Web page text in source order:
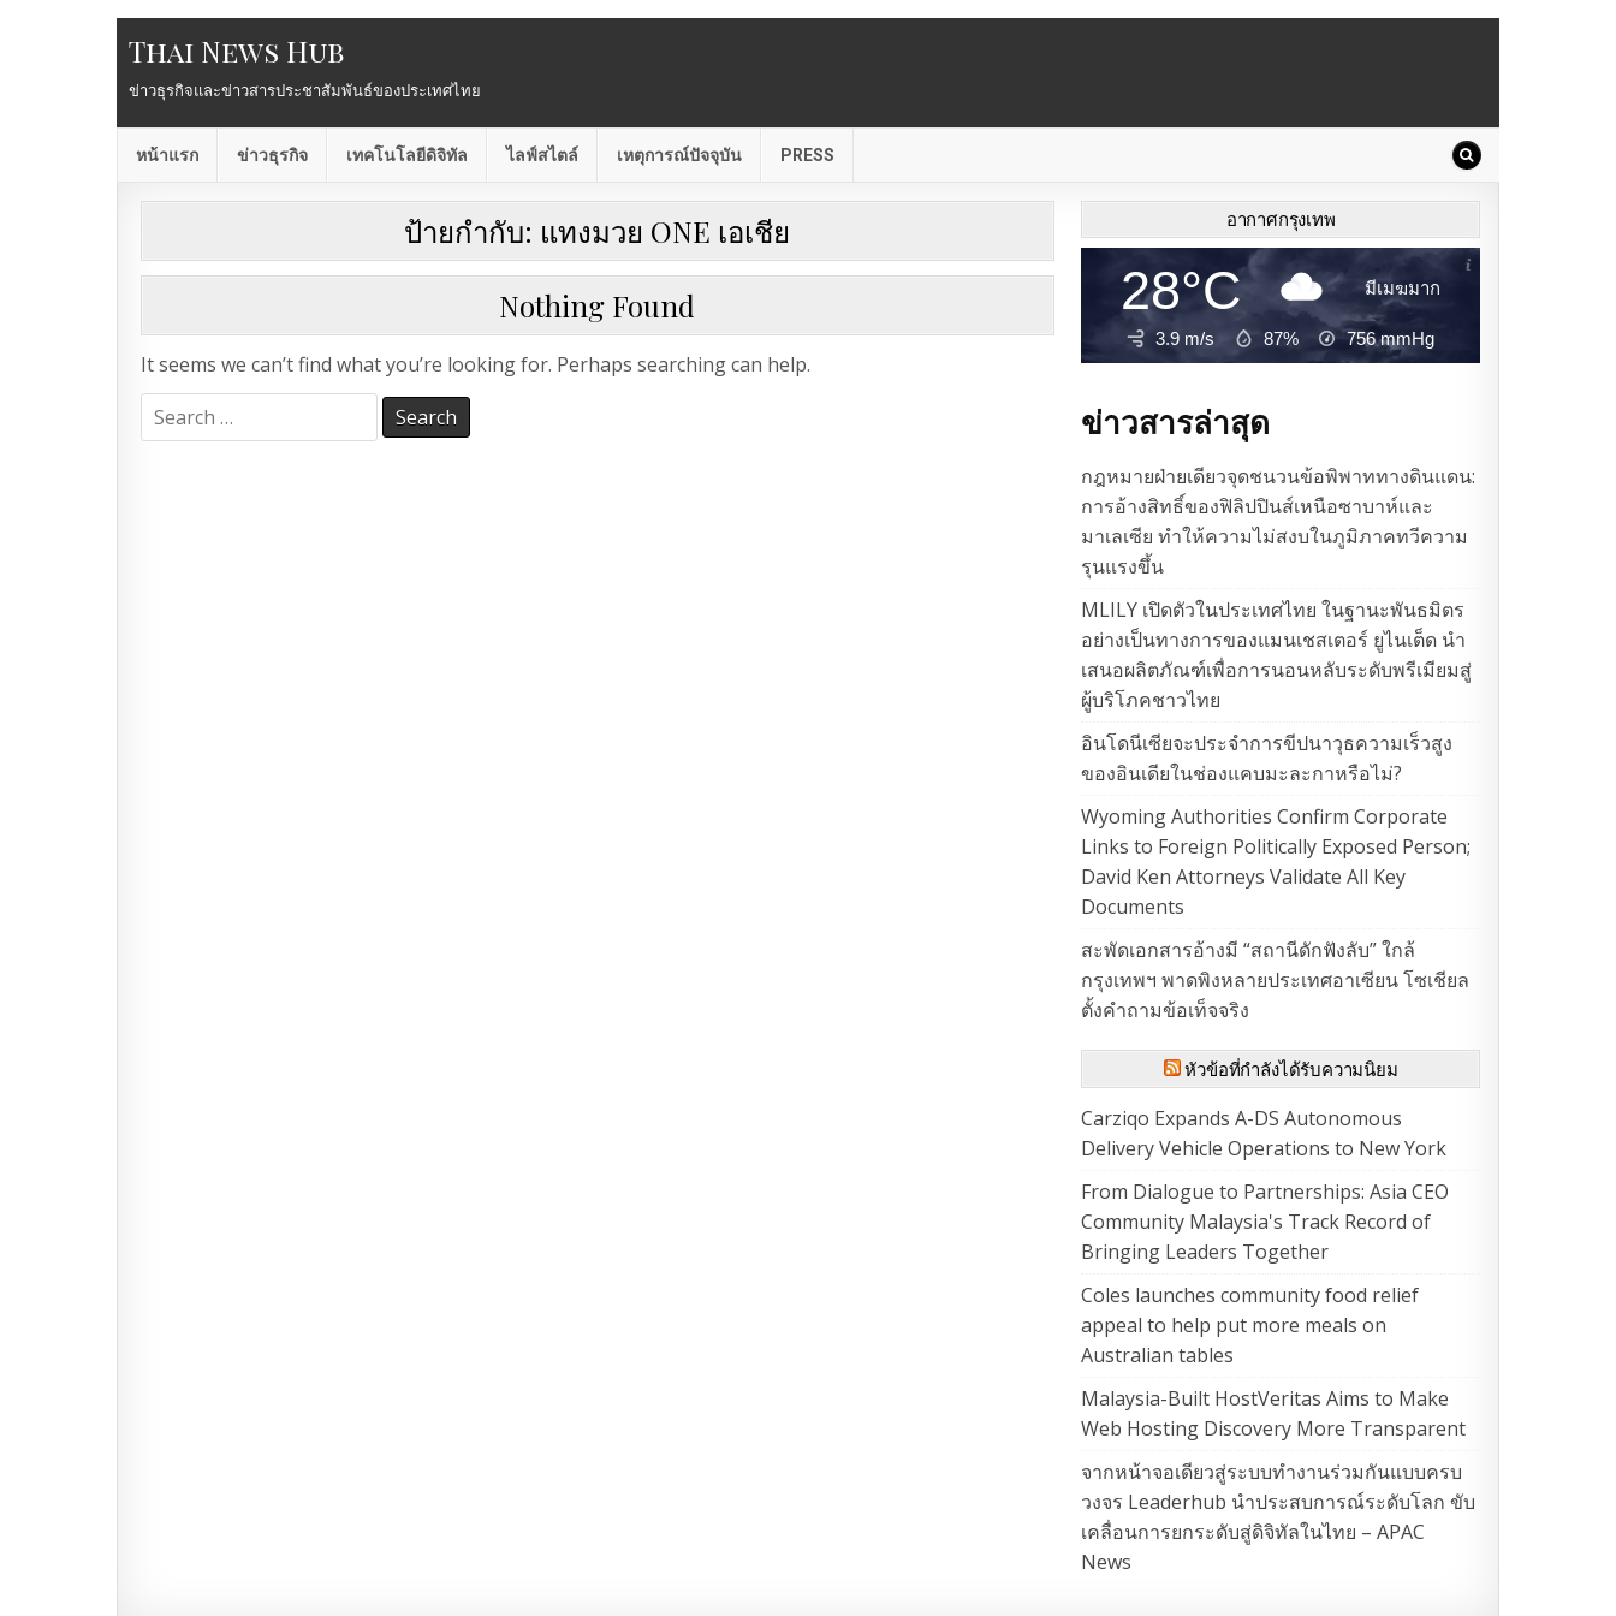
Thai News Hub
ข่าวธุรกิจและข่าวสารประชาสัมพันธ์ของประเทศไทย
หน้าแรก ข่าวธุรกิจ เทคโนโลยีดิจิทัล ไลฟ์สไตล์ เหตุการณ์ปัจจุบัน PRESS
ป้ายกำกับ: แทงมวย ONE เอเชีย
Nothing Found
It seems we can’t find what you’re looking for. Perhaps searching can help.
Search
for:
อากาศกรุงเทพ
28°C มีเมฆมาก
3.9 m/s 87% 756mmHg
ข่าวสารล่าสุด
กฎหมายฝ่ายเดียวจุดชนวนข้อพิพาททางดินแดน:
การอ้างสิทธิ์ของฟิลิปปินส์เหนือซาบาห์และ
มาเลเซีย ทำให้ความไม่สงบในภูมิภาคทวีความ
รุนแรงขึ้น
MLILY เปิดตัวในประเทศไทย ในฐานะพันธมิตร
อย่างเป็นทางการของแมนเชสเตอร์ ยูไนเต็ด นำ
เสนอผลิตภัณฑ์เพื่อการนอนหลับระดับพรีเมียมสู่
ผู้บริโภคชาวไทย
อินโดนีเซียจะประจำการขีปนาวุธความเร็วสูง
ของอินเดียในช่องแคบมะละกาหรือไม่?
Wyoming Authorities Confirm Corporate
Links to Foreign Politically Exposed Person;
David Ken Attorneys Validate All Key
Documents
สะพัดเอกสารอ้างมี “สถานีดักฟังลับ” ใกล้
กรุงเทพฯ พาดพิงหลายประเทศอาเซียน โซเชียล
ตั้งคำถามข้อเท็จจริง
หัวข้อที่กำลังได้รับความนิยม
Carziqo Expands A-DS Autonomous
Delivery Vehicle Operations to New York
From Dialogue to Partnerships: Asia CEO
Community Malaysia's Track Record of
Bringing Leaders Together
Coles launches community food relief
appeal to help put more meals on
Australian tables
Malaysia-Built HostVeritas Aims to Make
Web Hosting Discovery More Transparent
จากหน้าจอเดียวสู่ระบบทำงานร่วมกันแบบครบ
วงจร Leaderhub นำประสบการณ์ระดับโลก ขับ
เคลื่อนการยกระดับสู่ดิจิทัลในไทย – APAC
News